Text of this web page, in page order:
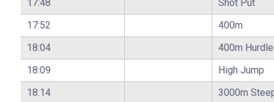
17:48
Shot Put
17:52
400m
18:04
400m
18:09
High Jump
18:14
3000m